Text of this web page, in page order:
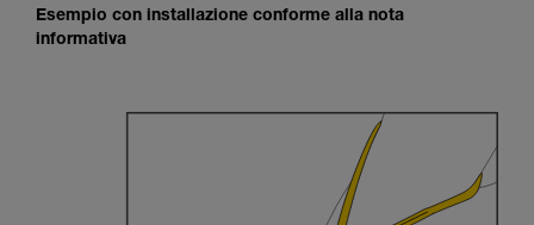
Esempio con installazione conforme alla nota
informativa